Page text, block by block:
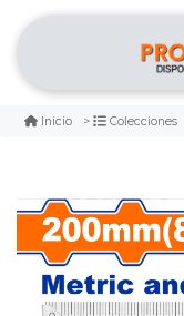
Inicio Colecciones